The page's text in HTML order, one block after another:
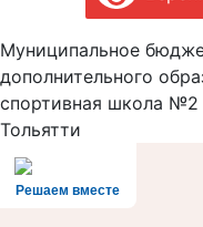
Муниципальное
дополнительного
спортивная школа №2
Тольятти
Решаем вместе